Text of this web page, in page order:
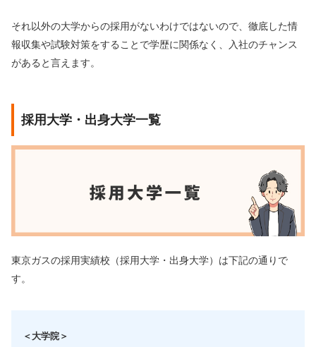
それ以外の大学からの採用がないわけではないので、徹底した情
報収集や試験対策をすることで学歴に関係なく、入社のチャンス
があると言えます。
採用大学・出身大学一覧
東京ガスの採用実績校（採用大学・出身大学）は下記の通りで
す。
＜大学院＞